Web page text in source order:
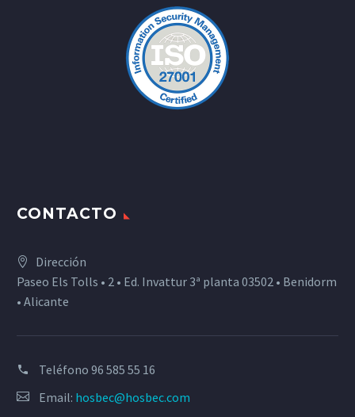
CONTACTO
Dirección
Paseo Els Tolls • 2 • Ed. Invattur 3ª planta 03502 • Benidorm
• Alicante
Teléfono 96 585 55 16
Email: hosbec@hosbec.com